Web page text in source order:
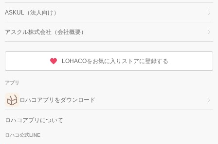
ASKUL（法人向け）
アスクル株式会社（会社概要）
LOHACOをお気に入りストアに登録する
アプリ
ロハコアプリをダウンロード
ロハコアプリについて
ロハコ公式LINE